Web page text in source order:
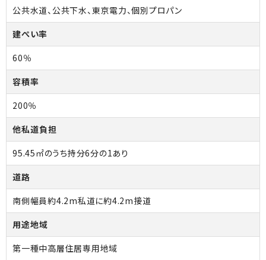
公共水道、公共下水、東京電力、個別プロパン
建ぺい率
60％
容積率
200％
他私道負担
95.45㎡のうち持分6分の1あり
道路
南側幅員約4.2m私道に約4.2m接道
用途地域
第一種中高層住居専用地域